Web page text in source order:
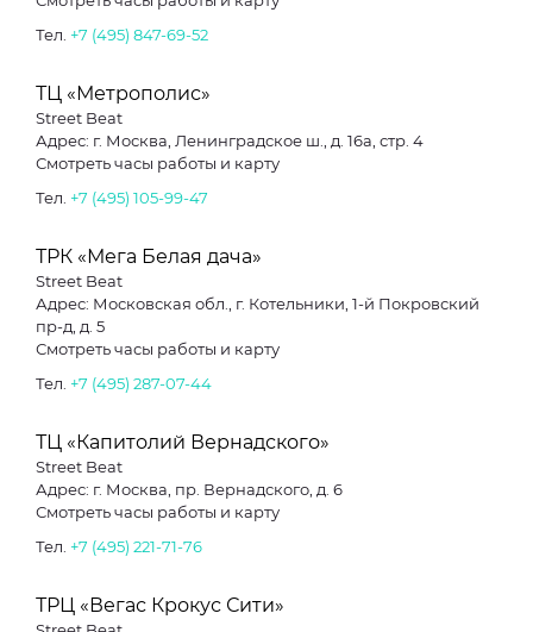
Тел. +7 (495) 847-69-52
ТЦ «Метрополис»
Street Beat
Адрес: г. Москва, Ленинградское ш., д. 16а, стр. 4
Смотреть часы работы и карту
Тел. +7 (495) 105-99-47
ТРК «Мега Белая дача»
Street Beat
Адрес: Московская обл., г. Котельники, 1-й Покровский
пр-д, д. 5
Смотреть часы работы и карту
Тел. +7 (495) 287-07-44
ТЦ «Капитолий Вернадского»
Street Beat
Адрес: г. Москва, пр. Вернадского, д. 6
Смотреть часы работы и карту
Тел. +7 (495) 221-71-76
ТРЦ «Вегас Крокус Сити»